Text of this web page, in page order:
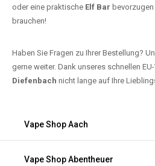
oder eine praktische Elf Bar
brauchen!
Haben Sie Fragen zu Ihrer Bestellung?
gerne weiter. Dank unseres schnellen
Diefenbach nicht lange auf Ihre
Vape Shop Aach
Vape Shop Abentheuer